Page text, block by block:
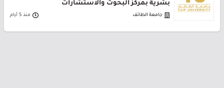
بشرية بمركز البحوث والاستشارات
جامعة الطائف منذ 5 أيام